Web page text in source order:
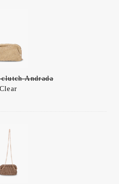
Andrada
Clear